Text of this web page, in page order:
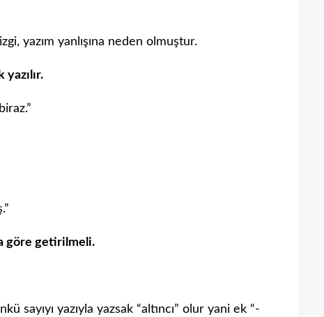
yazım yanlışına neden olmuştur.
göre getirilmeli.
sayıyı yazıyla yazsak “altıncı” olur yani ek “-